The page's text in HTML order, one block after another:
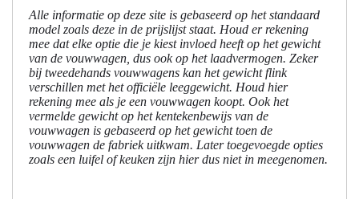
Alle informatie op deze site is gebaseerd op het standaard
model zoals deze in de prijslijst staat. Houd er rekening
mee dat elke optie die je kiest invloed heeft op het gewicht
van de vouwwagen, dus ook op het laadvermogen. Zeker
bij tweedehands vouwwagens kan het gewicht flink
verschillen met het officiële leeggewicht. Houd hier
rekening mee als je een vouwwagen koopt. Ook het
vermelde gewicht op het kentekenbewijs van de
vouwwagen is gebaseerd op het gewicht toen de
vouwwagen de fabriek uitkwam. Later toegevoegde opties
zoals een luifel of keuken zijn hier dus niet in meegenomen.